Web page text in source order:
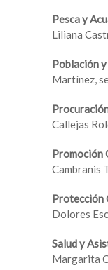
Pesca y
Liliana
Población
Martínez,
Callejas
Promoción
Cambranis
Protección
Dolores
Salud y
Margarita